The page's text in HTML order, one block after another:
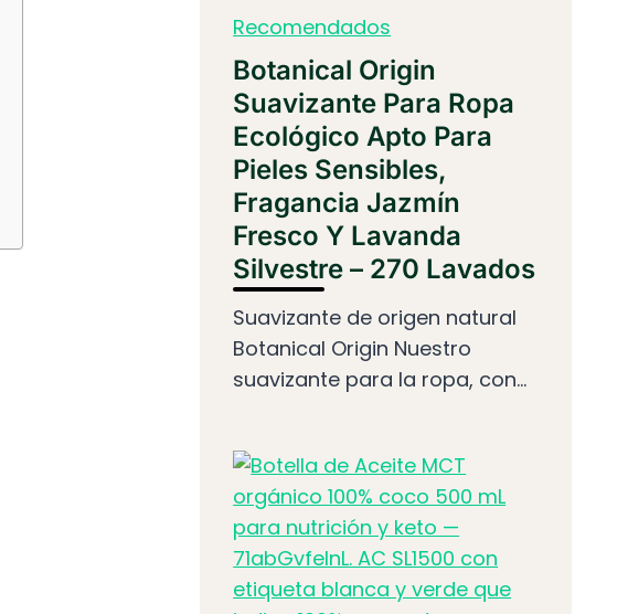
Recomendados
Botanical Origin
Suavizante Para Ropa
Ecológico Apto Para
Pieles Sensibles,
Fragancia Jazmín
Fresco Y Lavanda
Silvestre – 270 Lavados
Suavizante de origen natural
Botanical Origin Nuestro
suavizante para la ropa, con...